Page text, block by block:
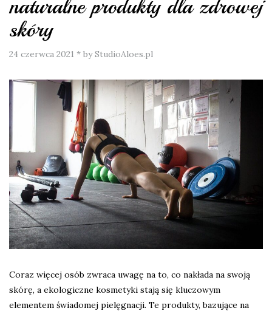
naturalne produkty dla zdrowej
skóry
24 czerwca 2021 * by StudioAloes.pl
Coraz więcej osób zwraca uwagę na to, co nakłada na swoją
skórę, a ekologiczne kosmetyki stają się kluczowym
elementem świadomej pielęgnacji. Te produkty, bazujące na